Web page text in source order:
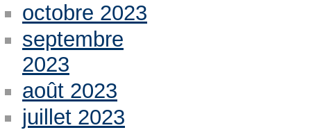
octobre 2023
septembre
2023
août 2023
juillet 2023